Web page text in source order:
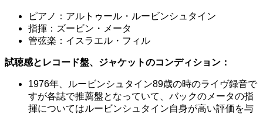
ピアノ：アルトゥール・ルービンシュタイン
指揮：ズービン・メータ
管弦楽：イスラエル・フィル
試聴感とレコード盤、ジャケットのコンディション：
1976年、ルービンシュタイン89歳の時のライヴ録音で
すが各誌で推薦盤となっていて、バックのメータの指
揮についてはルービンシュタイン自身が高い評価を与